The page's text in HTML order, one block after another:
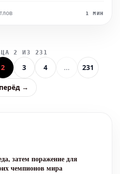
2022 года Коло Муани
1 МИН
2 ИЗ 231
2 3 4 ... 231
→
затем поражение для
чемпионов мира